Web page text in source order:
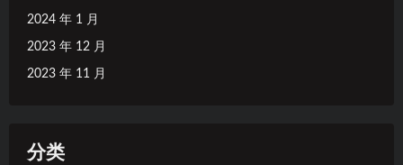
2024 年 1 月
2023 年 12 月
2023 年 11 月
分类